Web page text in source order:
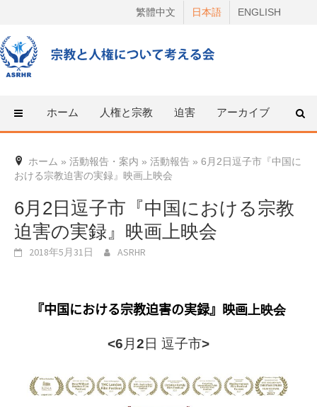
content
繁體中文 日本語 ENGLISH
ホーム 人権と宗教 迫害 アーカイブ 人権
ホーム » 活動報告・案内 » 活動報告 » 6月2日逗子市『中国に
おける宗教迫害の実録』映画上映会
6月2日逗子市『中国における宗教
迫害の実録』映画上映会
2018年5月31日 ASRHR
『中国における宗教迫害の実録』映画 上映会
<6月2日 逗子市>